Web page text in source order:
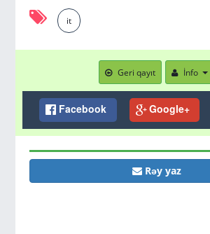
it
Geri qayıt İnfo
Facebook Google+
Rəy yaz